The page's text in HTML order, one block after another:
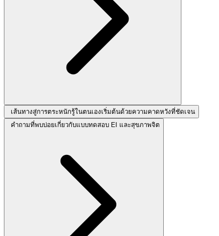
เส้นทางสู่การตระหนักรู้ในตนเองเริ่มต้นด้วยความคาดหวังที่ชัดเจน
คำถามที่พบบ่อยเกี่ยวกับแบบทดสอบ EI และสุขภาพจิต